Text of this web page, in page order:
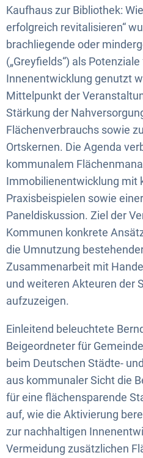
Kaufhaus zur Bibliothek:
erfolgreich revitalisieren“
brachliegende oder
(„Greyfields“) als
Innenentwicklung genutzt
Mittelpunkt der
Stärkung der
Flächenverbrauchs sowie
Ortskernen. Die Agenda
kommunalem
Immobilienentwicklung mit
Praxisbeispielen sowie
Paneldiskussion. Ziel der
Kommunen konkrete
die Umnutzung
Zusammenarbeit mit
und weiteren Akteuren der
aufzuzeigen.
Einleitend beleuchtete
Beigeordneter für
beim Deutschen Städte-
aus kommunaler Sicht die
für eine flächensparende
auf, wie die Aktivierung
zur nachhaltigen
Vermeidung zusätzlichen